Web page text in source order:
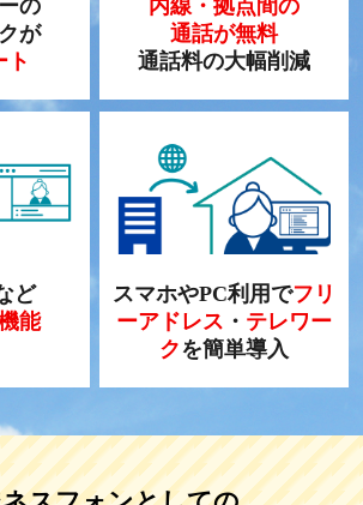
の
が
ト
内線・拠点間の
通話が無料
通話料の大幅削減
ど
能
スマホやPC利用でフリ
ーアドレス ・ テレワー
クを簡単導入